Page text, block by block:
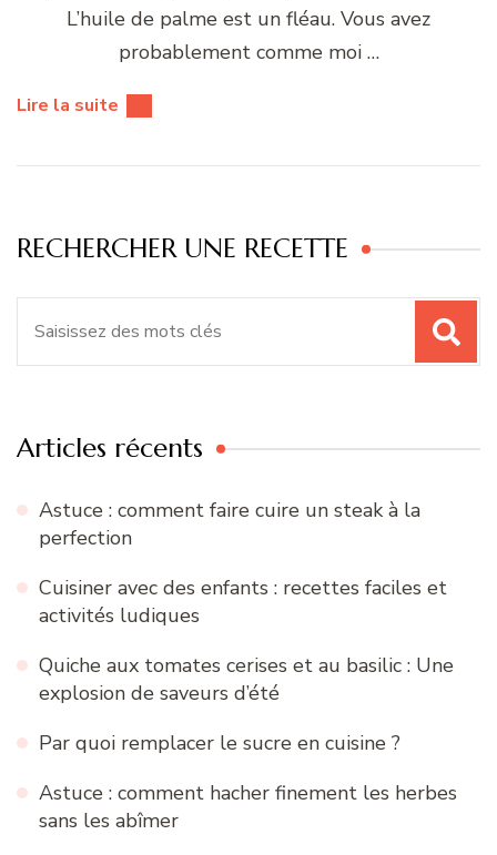
L’huile de palme est un fléau. Vous avez
probablement comme moi …
Lire la suite
RECHERCHER UNE RECETTE
Articles récents
Astuce : comment faire cuire un steak à la
perfection
Cuisiner avec des enfants : recettes faciles et
activités ludiques
Quiche aux tomates cerises et au basilic : Une
explosion de saveurs d’été
Par quoi remplacer le sucre en cuisine ?
Astuce : comment hacher finement les herbes
sans les abîmer